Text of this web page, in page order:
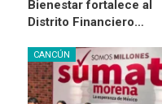
Bienestar fortalece al
Distrito Financiero…
CANCÚN